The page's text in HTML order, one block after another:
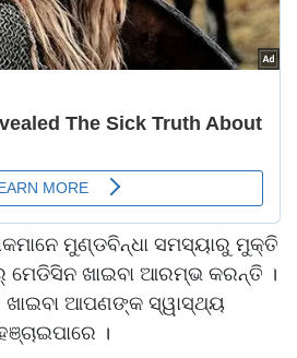
ମୁଣ୍ଡବିନ୍ଧା ସମସ୍ୟାରୁ ମୁକ୍ତି
ମେଡିସିନ ଖାଇବା ଆରମ୍ଭ କରନ୍ତି ।
ଆପଣଙ୍କ ସ୍ୱାସ୍ଥ୍ୟ
।